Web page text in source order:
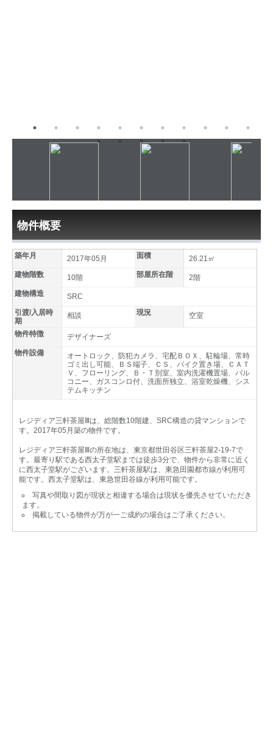
物件概要
築年月 2017年05月 面積
26.21㎡
建物階数
10階 部屋所在階
2階
建物構造
SRC
引渡/入居時
期
相談 現況 空室
物件特徴
デザイナーズ
物件設備
オートロック、防犯カメラ、宅配ＢＯＸ、駐輪場、常時
ゴミ出し可能、ＢＳ端子、ＣＳ、バイク置き場、ＣＡＴ
Ｖ、フローリング、Ｂ・Ｔ別室、室内洗濯機置場、バル
コニー、ガスコンロ付、洗面所独立、浴室乾燥機、シス
テムキッチン
レジディア三軒茶屋Ⅲは、総階数10階建、SRC構造の貸マンションで
す。2017年05月築の物件です。
レジディア三軒茶屋Ⅲの所在地は、東京都世田谷区三軒茶屋2-19-7で
す。最寄り駅である西太子堂駅までは徒歩3分で、物件から非常に近く
に西太子堂駅がございます。三軒茶屋駅は、東急田園都市線が利用可
能です。西太子堂駅は、東急世田谷線が利用可能です。
写真や間取り図が現状と相違する場合は現状を優先させていただき
ます。
掲載している物件が万が一ご成約の場合はご了承ください。